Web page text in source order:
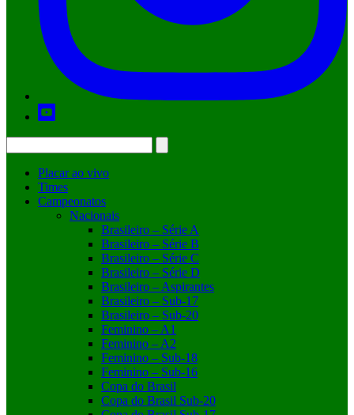
Placar ao vivo
Times
Campeonatos
Nacionais
Brasileiro – Série A
Brasileiro – Série B
Brasileiro – Série C
Brasileiro – Série D
Brasileiro – Aspirantes
Brasileiro – Sub-17
Brasileiro – Sub-20
Feminino – A1
Feminino – A2
Feminino – Sub-18
Feminino – Sub-16
Copa do Brasil
Copa do Brasil Sub-20